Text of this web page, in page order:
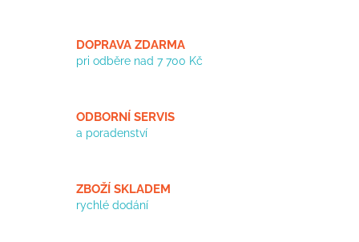
DOPRAVA ZDARMA
pri odběre nad 7 700 Kč
ODBORNÍ SERVIS
a poradenství
ZBOŽÍ SKLADEM
rychlé dodání